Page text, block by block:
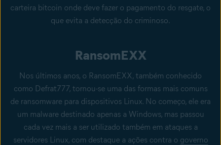
carteira bitcoin onde deve fazer o pagamento do resgate, o
que evita a detecção do criminoso.
RansomEXX
Nos últimos anos, o RansomEXX, também conhecido
como Defrat777, tornou-se uma das formas mais comuns
de ransomware para dispositivos Linux. No começo, ele era
um malware destinado apenas a Windows, mas passou
cada vez mais a ser utilizado também em ataques a
servidores Linux, com destaque a ações contra o governo